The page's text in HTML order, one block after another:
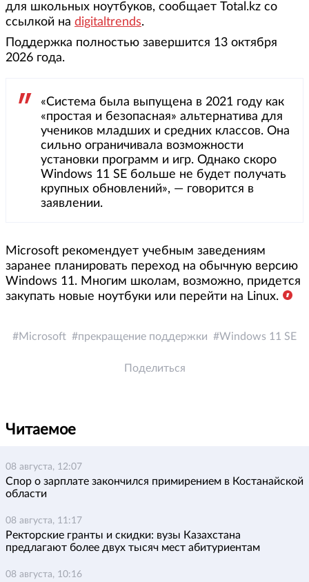
для школьных ноутбуков, сообщает Total.kz со
ссылкой на digitaltrends.
Поддержка полностью завершится 13 октября
2026 года.
«Система была выпущена в 2021 году как
«простая и безопасная» альтернатива для
учеников младших и средних классов. Она
сильно ограничивала возможности
установки программ и игр. Однако скоро
Windows 11 SE больше не будет получать
крупных обновлений», — говорится в
заявлении.
Microsoft рекомендует учебным заведениям
заранее планировать переход на обычную версию
Windows 11. Многим школам, возможно, придется
закупать новые ноутбуки или перейти на Linux.
Microsoft прекращение поддержки Windows 11 SE
Поделиться
Читаемое
08 августа, 12:07
Спор о зарплате закончился примирением в Костанайской
области
08 августа, 11:17
Ректорские гранты и скидки: вузы Казахстана
предлагают более двух тысяч мест абитуриентам
08 августа, 10:16